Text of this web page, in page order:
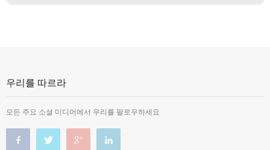
우리를 따르라
모든 주요 소셜 미디어에서 우리를 팔로우하세요